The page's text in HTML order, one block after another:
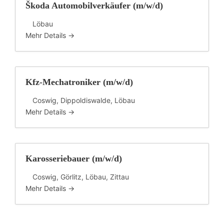
Škoda Automobilverkäufer (m/w/d)
Löbau
Mehr Details
Kfz-Mechatroniker (m/w/d)
Coswig Dippoldiswalde Löbau
Mehr Details
Karosseriebauer (m/w/d)
Coswig Görlitz Löbau Zittau
Mehr Details